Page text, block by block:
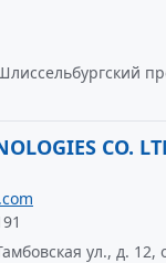
CO.
ул., д. 12,